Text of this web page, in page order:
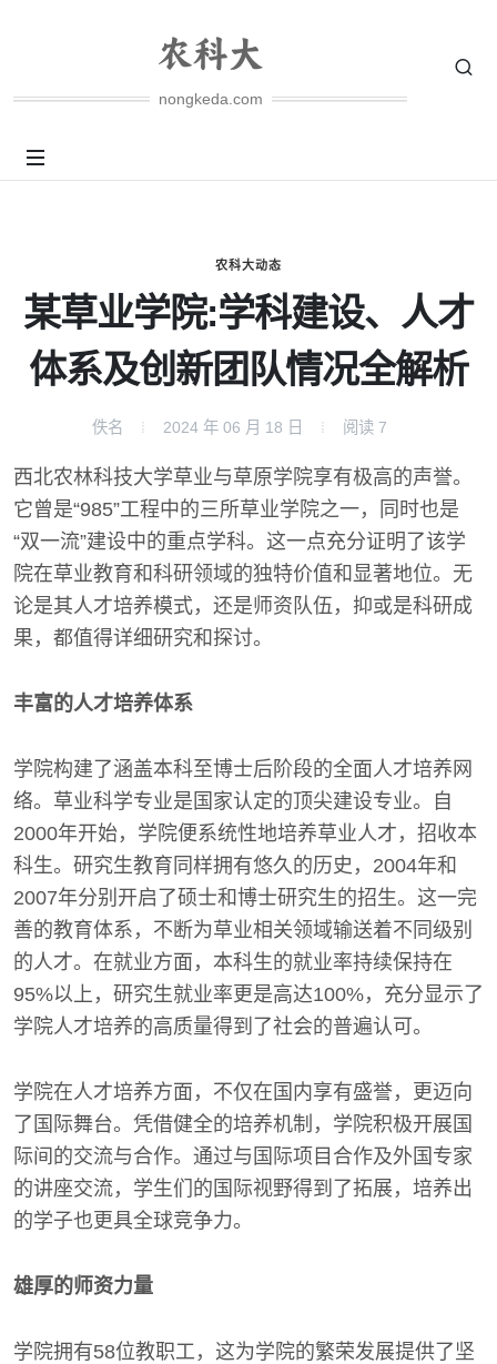
nongkeda.com
农科大动态
某草业学院:学科建设、人才
体系及创新团队情况全解析
佚名 2024 年 06 月 18 日 阅读 7
西北农林科技大学草业与草原学院享有极高的声誉。
它曾是“985”工程中的三所草业学院之一，同时也是
“双一流”建设中的重点学科。这一点充分证明了该学
院在草业教育和科研领域的独特价值和显著地位。无
论是其人才培养模式，还是师资队伍，抑或是科研成
果，都值得详细研究和探讨。
丰富的人才培养体系
学院构建了涵盖本科至博士后阶段的全面人才培养网
络。草业科学专业是国家认定的顶尖建设专业。自
2000年开始，学院便系统性地培养草业人才，招收本
科生。研究生教育同样拥有悠久的历史，2004年和
2007年分别开启了硕士和博士研究生的招生。这一完
善的教育体系，不断为草业相关领域输送着不同级别
的人才。在就业方面，本科生的就业率持续保持在
95%以上，研究生就业率更是高达100%，充分显示了
学院人才培养的高质量得到了社会的普遍认可。
学院在人才培养方面，不仅在国内享有盛誉，更迈向
了国际舞台。凭借健全的培养机制，学院积极开展国
际间的交流与合作。通过与国际项目合作及外国专家
的讲座交流，学生们的国际视野得到了拓展，培养出
的学子也更具全球竞争力。
雄厚的师资力量
学院拥有58位教职工，这为学院的繁荣发展提供了坚